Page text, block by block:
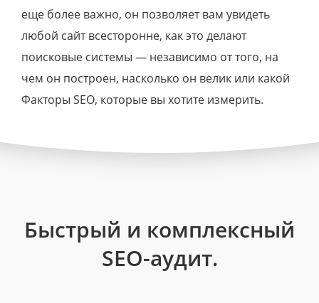
еще более важно, он позволяет вам увидеть
любой сайт всесторонне, как это делают
поисковые системы — независимо от того, на
чем он построен, насколько он велик или какой
Факторы SEO, которые вы хотите измерить.
Быстрый и комплексный
SEO-аудит.